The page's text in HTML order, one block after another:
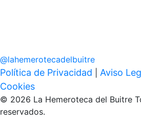
@lahemerotecadelbuitre
Política de Privacidad Aviso
Cookies
© 2026 La Hemeroteca del Buitre
reservados.